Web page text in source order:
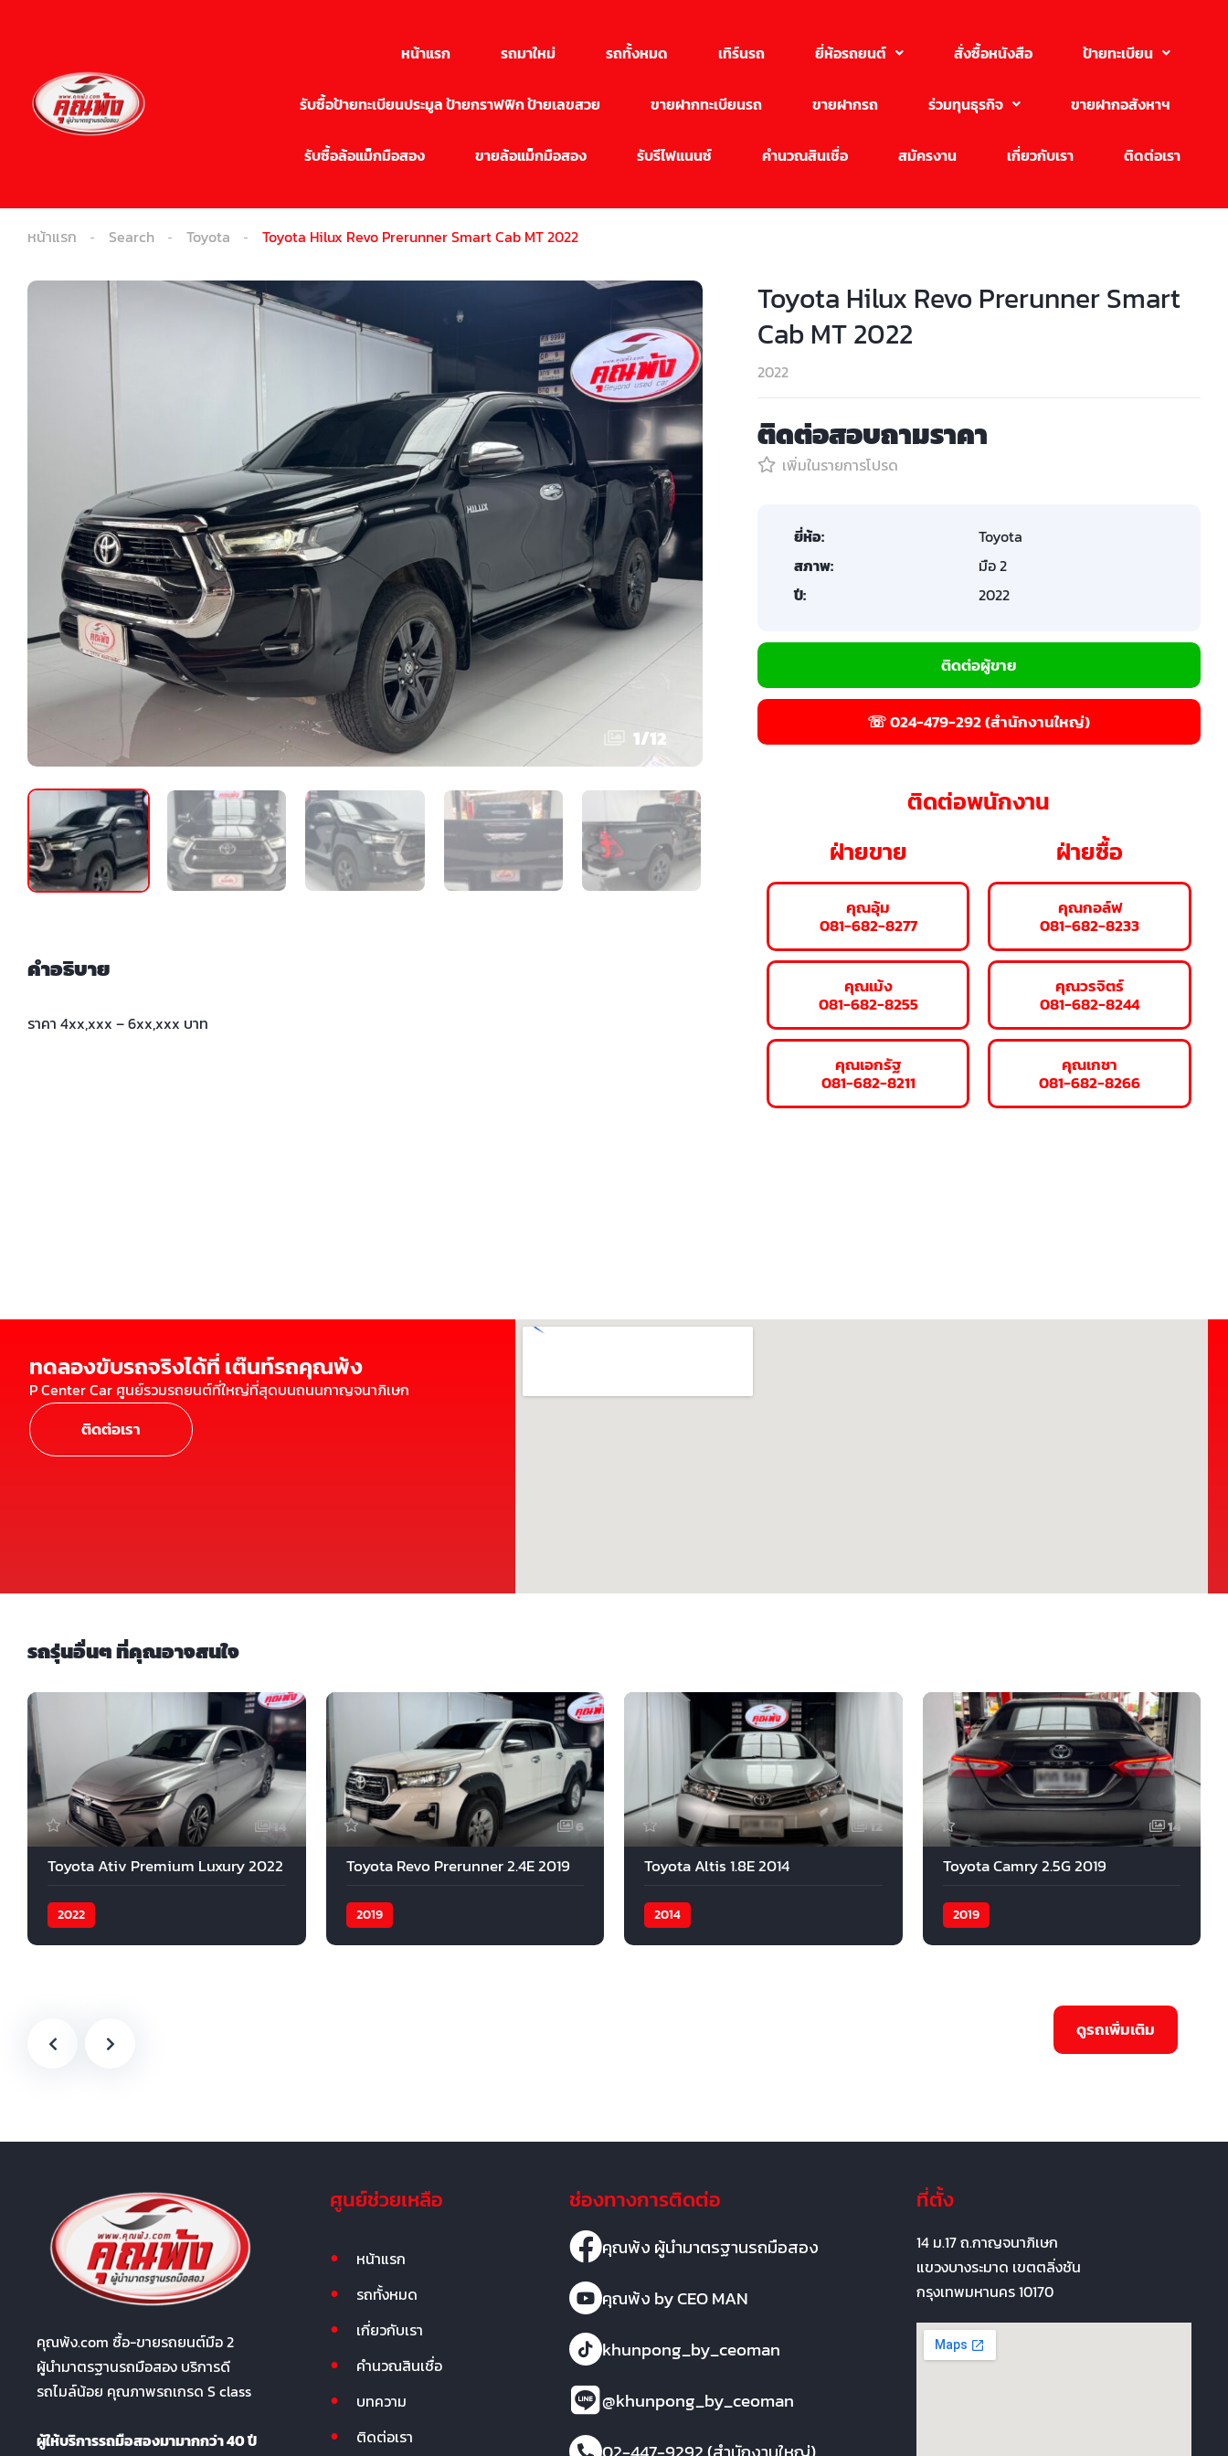
หน้าแรก รถมาใหม่ รถทั้งหมด เทิร์นรถ ยี่ห้อรถยนต์ สั่งซื้อหนังสือ ป้ายทะเบียน
รับซื้อป้ายทะเบียนประมูล ป้ายกราฟฟิก ป้ายเลขสวย ขายฝากทะเบียนรถ ขายฝากรถ ร่วมทุนธุรกิจ ขายฝากอสังหาฯ
รับซื้อล้อแม็กมือสอง ขายล้อแม็กมือสอง รับรีไฟแนนซ์ คำนวณสินเชื่อ สมัครงาน เกี่ยวกับเรา ติดต่อเรา
หน้าแรก Search Toyota Toyota Hilux Revo Prerunner Smart Cab MT 2022
1/12
คำอธิบาย
ราคา 4xx,xxx – 6xx,xxx บาท
Toyota Hilux Revo Prerunner Smart
Cab MT 2022
2022
ติดต่อสอบถามราคา
เพิ่มในรายการโปรด
ยี่ห้อ:
Toyota
สภาพ:
มือ 2
ปี:
2022
ติดต่อผู้ขาย
☏ 024-479-292 (สำนักงานใหญ่)
ติดต่อพนักงาน
ฝ่ายขาย
คุณอุ้ม
081-682-8277
คุณเม้ง
081-682-8255
คุณเอกรัฐ
081-682-8211
ฝ่ายซื้อ
คุณกอล์ฟ
081-682-8233
คุณวรจิตร์
081-682-8244
คุณเกชา
081-682-8266
ทดลองขับรถจริงได้ที่ เต๊นท์รถคุณพ้ง
P Center Car ศูนย์รวมรถยนต์ที่ใหญ่ที่สุดบนถนนกาญจนาภิเษก
ติดต่อเรา
รถรุ่นอื่นๆ ที่คุณอาจสนใจ
14
Toyota Ativ Premium Luxury 2022
2022
6
Toyota Revo Prerunner 2.4E 2019
2019
12
Toyota Altis 1.8E 2014
2014
14
Toyota Camry 2.5G 2019
2019
คุณพ้ง.com ซื้อ-ขายรถยนต์มือ 2
ผู้นำมาตรฐานรถมือสอง บริการดี
รถไมล์น้อย คุณภาพรถเกรด S class
ผู้ให้บริการรถมือสองมามากกว่า 40 ปี
ศูนย์ช่วยเหลือ
หน้าแรก
รถทั้งหมด
เกี่ยวกับเรา
คำนวณสินเชื่อ
บทความ
ติดต่อเรา
ช่องทางการติดต่อ
คุณพ้ง ผู้นำมาตรฐานรถมือสอง
คุณพ้ง by CEO MAN
khunpong_by_ceoman
@khunpong_by_ceoman
ที่ตั้ง
14 ม.17 ถ.กาญจนาภิเษก
แขวงบางระมาด เขตตลิ่งชัน
กรุงเทพมหานคร 10170